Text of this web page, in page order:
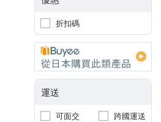
折扣碼
運送
可面交 跨國運送